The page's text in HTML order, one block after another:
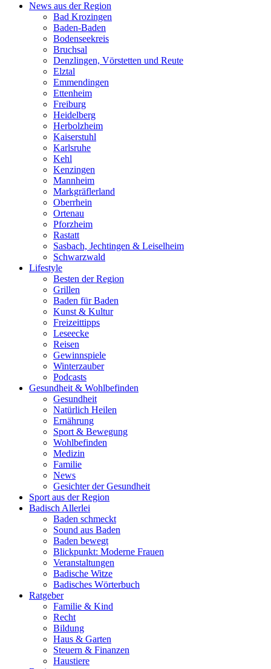
News aus der Region
Bad Krozingen
Baden-Baden
Bodenseekreis
Bruchsal
Denzlingen, Vörstetten und Reute
Elztal
Emmendingen
Ettenheim
Freiburg
Heidelberg
Herbolzheim
Kaiserstuhl
Karlsruhe
Kehl
Kenzingen
Mannheim
Markgräflerland
Oberrhein
Ortenau
Pforzheim
Rastatt
Sasbach, Jechtingen & Leiselheim
Schwarzwald
Lifestyle
Besten der Region
Grillen
Baden für Baden
Kunst & Kultur
Freizeittipps
Leseecke
Reisen
Gewinnspiele
Winterzauber
Podcasts
Gesundheit & Wohlbefinden
Gesundheit
Natürlich Heilen
Ernährung
Sport & Bewegung
Wohlbefinden
Medizin
Familie
News
Gesichter der Gesundheit
Sport aus der Region
Badisch Allerlei
Baden schmeckt
Sound aus Baden
Baden bewegt
Blickpunkt: Moderne Frauen
Veranstaltungen
Badische Witze
Badisches Wörterbuch
Ratgeber
Familie & Kind
Recht
Bildung
Haus & Garten
Steuern & Finanzen
Haustiere